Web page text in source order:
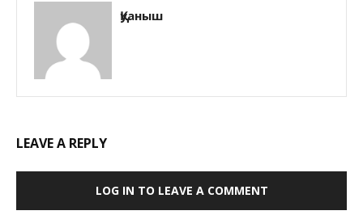
Қуаныш
LEAVE A REPLY
LOG IN TO LEAVE A COMMENT